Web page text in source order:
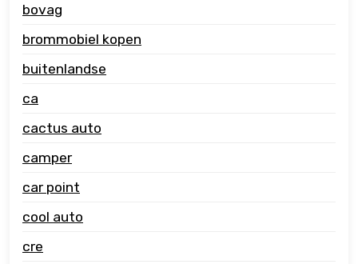
bovag
brommobiel kopen
buitenlandse
ca
cactus auto
camper
car point
cool auto
cre